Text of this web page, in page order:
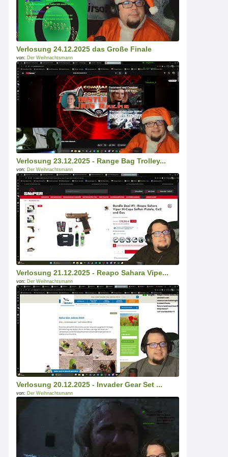
Verlosung 24.12.2025 das Große Finale
von: Der Weihnachtsmann
Verlosung 23.12.2025 - Range Bag Trolley...
von: Der Weihnachtsmann
Verlosung 21.12.2025 - Reapo Sahara Vipe...
von: Der Weihnachtsmann
Verlosung 20.12.2025 - Invader Gear Set ...
von: Der Weihnachtsmann